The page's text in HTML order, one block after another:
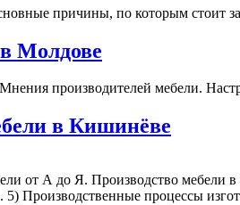
причины, по которым стоит
Молдове
производителей мебели.
в Кишинёве
от А до Я. Производство мебели
Производственные процессы